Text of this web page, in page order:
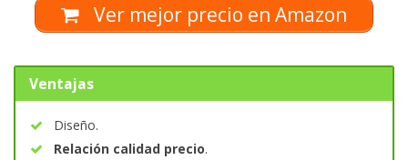
Ver mejor precio en Amazon
Ventajas
Diseño.
Relación calidad precio.